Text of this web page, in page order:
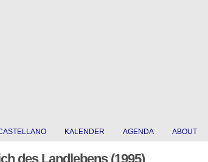
KALENDER AGENDA ABOUT
des Landlebens (1995)